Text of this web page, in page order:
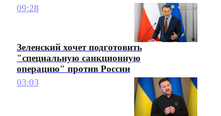
09:28
Зеленский хочет подготовить
"специальную санкционную
операцию" против России
03:03